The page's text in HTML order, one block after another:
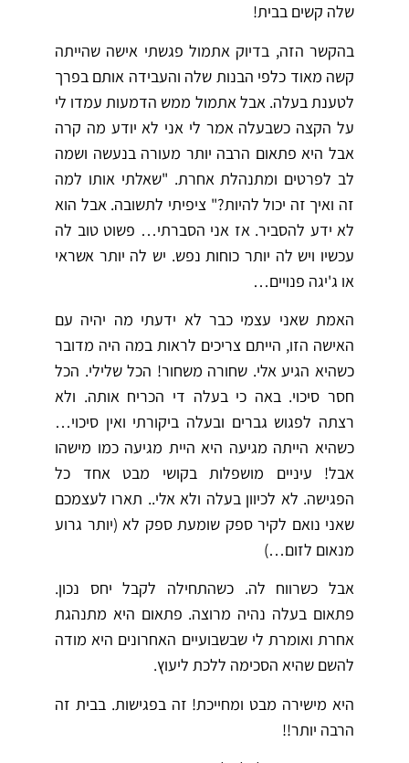
שלה קשים בבית!
בהקשר הזה, בדיוק אתמול פגשתי אישה שהייתה
קשה מאוד כלפי הבנות שלה והעבידה אותם בפרך
לטענת בעלה. אבל אתמול ממש הדמעות עמדו לי
על הקצה כשבעלה אמר לי אני לא יודע מה קרה
אבל היא פתאום הרבה יותר מעורה בנעשה ושמה
לב לפרטים ומתנהלת אחרת. "שאלתי אותו למה
זה ואיך זה יכול להיות?" ציפיתי לתשובה. אבל הוא
לא ידע להסביר. אז אני הסברתי… פשוט טוב לה
עכשיו ויש לה יותר כוחות נפש. יש לה יותר אשראי
או ג'יגה פנויים…
האמת שאני עצמי כבר לא ידעתי מה יהיה עם
האישה הזו, הייתם צריכים לראות במה היה מדובר
כשהיא הגיע אלי. שחורה משחור! הכל שלילי. הכל
חסר סיכוי. באה כי בעלה די הכריח אותה. ולא
רצתה לפגוש גברים ובעלה ביקורתי ואין סיכוי…
כשהיא הייתה מגיעה היא היית מגיעה כמו מישהו
אבל! עיניים מושפלות בקושי מבט אחד כל
הפגישה. לא לכיוון בעלה ולא אלי.. תארו לעצמכם
שאני נואם לקיר ספק שומעת ספק לא (יותר גרוע
מנאום לזום…)
אבל כשרווח לה. כשהתחילה לקבל יחס נכון.
פתאום בעלה נהיה מרוצה. פתאום היא מתנהגת
אחרת ואומרת לי שבשבועיים האחרונים היא מודה
להשם שהיא הסכימה ללכת ליעוץ.
היא מישירה מבט ומחייכת! זה בפגישות. בבית זה
הרבה יותר!!